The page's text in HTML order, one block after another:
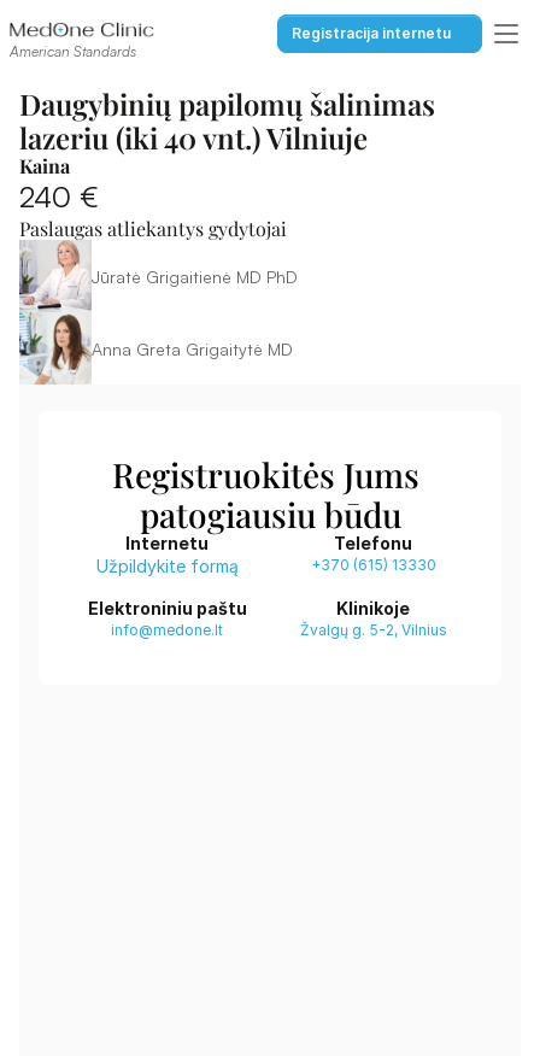
American Standards
Registracija internetu
Daugybinių papilomų šalinimas
lazeriu (iki 40 vnt.) Vilniuje
Kaina
240 €
Paslaugas atliekantys gydytojai
Jūratė Grigaitienė MD PhD
Anna Greta Grigaitytė MD
Registruokitės Jums
patogiausiu būdu
Internetu
Užpildykite formą
Telefonu
+370 (615) 13330
Elektroniniu paštu
info@medone.lt
Klinikoje
Žvalgų g. 5-2, Vilnius